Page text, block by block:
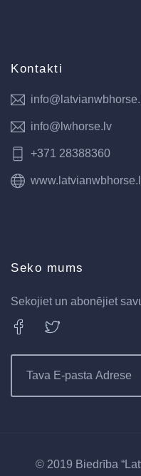
Kontakti
info@lwhorse.lv
+371 28388360
Seko mums
Sekojiet un abonējiet
© 2019 Biedrība